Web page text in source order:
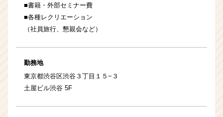
■書籍・外部セミナー費
■各種レクリエーション
（社員旅行、懇親会など）
勤務地
東京都渋谷区渋谷３丁目１５−３
土屋ビル渋谷 5F